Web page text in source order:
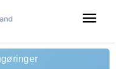
menu